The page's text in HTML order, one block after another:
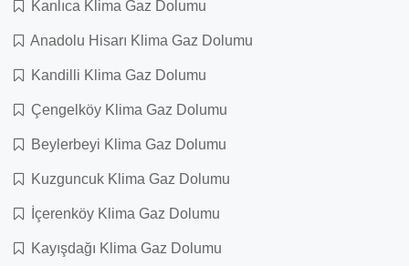
Kanlıca Klima Gaz Dolumu
Anadolu Hisarı Klima Gaz Dolumu
Kandilli Klima Gaz Dolumu
Çengelköy Klima Gaz Dolumu
Beylerbeyi Klima Gaz Dolumu
Kuzguncuk Klima Gaz Dolumu
İçerenköy Klima Gaz Dolumu
Kayışdağı Klima Gaz Dolumu